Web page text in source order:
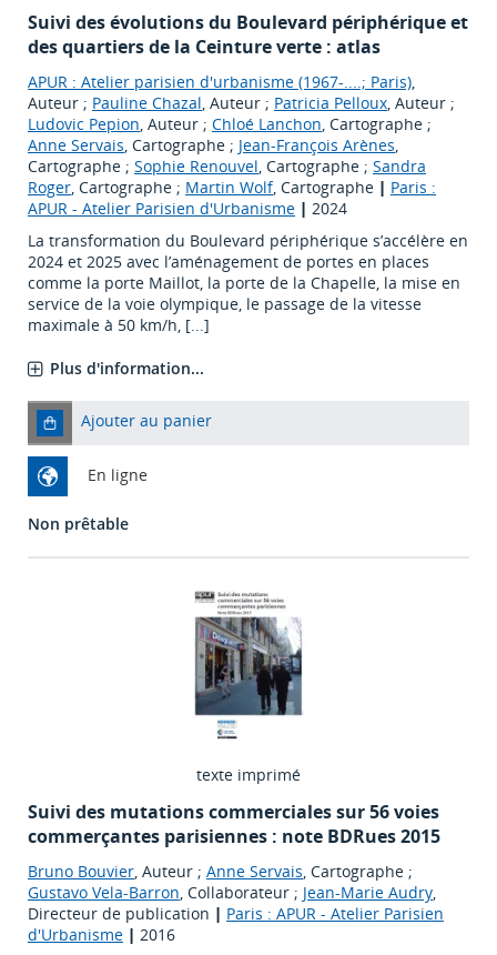
Suivi des évolutions du Boulevard périphérique et
des quartiers de la Ceinture verte : atlas
APUR : Atelier parisien d'urbanisme (1967-....; Paris),
Auteur ; Pauline Chazal, Auteur ; Patricia Pelloux, Auteur ;
Ludovic Pepion, Auteur ; Chloé Lanchon, Cartographe ;
Anne Servais, Cartographe ; Jean-François Arènes,
Cartographe ; Sophie Renouvel, Cartographe ; Sandra
Roger, Cartographe ; Martin Wolf, Cartographe | Paris :
APUR - Atelier Parisien d'Urbanisme | 2024
La transformation du Boulevard périphérique s’accélère en
2024 et 2025 avec l’aménagement de portes en places
comme la porte Maillot, la porte de la Chapelle, la mise en
service de la voie olympique, le passage de la vitesse
maximale à 50 km/h, [...]
Plus d'information...
Ajouter au panier
En ligne
Non prêtable
texte imprimé
Suivi des mutations commerciales sur 56 voies
commerçantes parisiennes : note BDRues 2015
Bruno Bouvier, Auteur ; Anne Servais, Cartographe ;
Gustavo Vela-Barron, Collaborateur ; Jean-Marie Audry,
Directeur de publication | Paris : APUR - Atelier Parisien
d'Urbanisme | 2016